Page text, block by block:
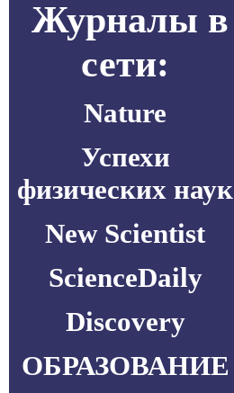
Журналы в
сети:
Nature
Успехи
физических наук
New Scientist
ScienceDaily
Discovery
ОБРАЗОВАНИЕ